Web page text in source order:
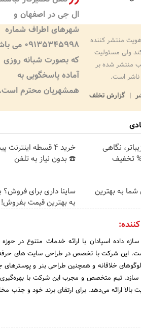
ال جی در اصفهان و
شهرهای اطراف شماره
۰۹۱۳۵۳۴۵۹۹۸
که بصورت شبانه روزی
آماده پاسخگویی به
همشهریان محترم است.
منتشر کننده
ولی مسئولیت
منتشر شده بر
ناشر است.
گزارش تخلف
نگاهی
✨ 25% تخفیف
خرید 4 قسطه
☎️ بدون نیاز به تلفن
به بهترین
ساینا داری برای فروش؟
به بهترین قیمت بفروش!
داده اسپادان با ارائه خدمات متنوع در
این شرکت با تخصص در طراحی سایت های
خلاقانه و همچنین طراحی بنر و پوسترهای
سازد. تیم متخصص و مجرب این شرکت با بهره‌گیری
بالا ارائه می‌دهد. برای ارتقای برند خود و جذب